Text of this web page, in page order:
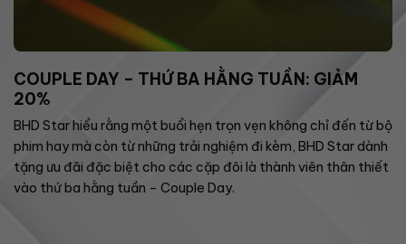
COUPLE DAY – THỨ BA HẰNG TUẦN: GIẢM
20%
BHD Star hiểu rằng một buổi hẹn trọn vẹn không chỉ đến từ bộ
phim hay mà còn từ những trải nghiệm đi kèm, BHD Star dành
tặng ưu đãi đặc biệt cho các cặp đôi là thành viên thân thiết
vào thứ ba hằng tuần – Couple Day.